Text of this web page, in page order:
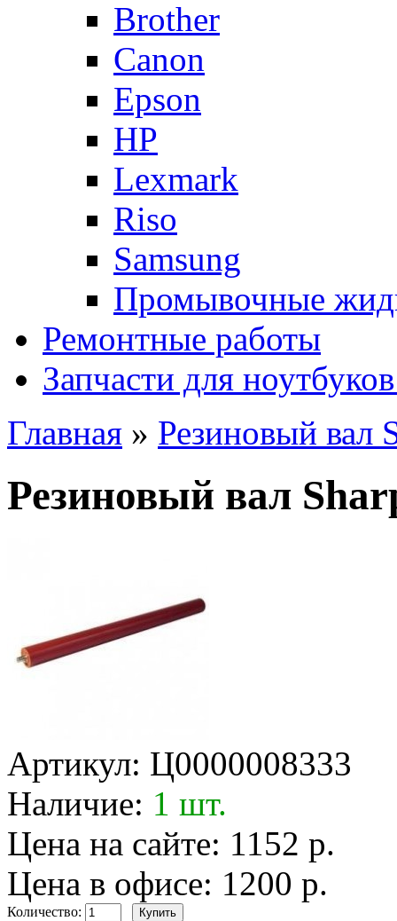
Brother
Canon
Epson
HP
Lexmark
Riso
Samsung
Промывочные
Ремонтные работы
Запчасти для
Главная » Резиновый вал
Резиновый вал
Артикул: Ц0000008333
Наличие: 1 шт.
Цена на сайте: 1152 р.
Цена в офисе: 1200 р.
Количество: